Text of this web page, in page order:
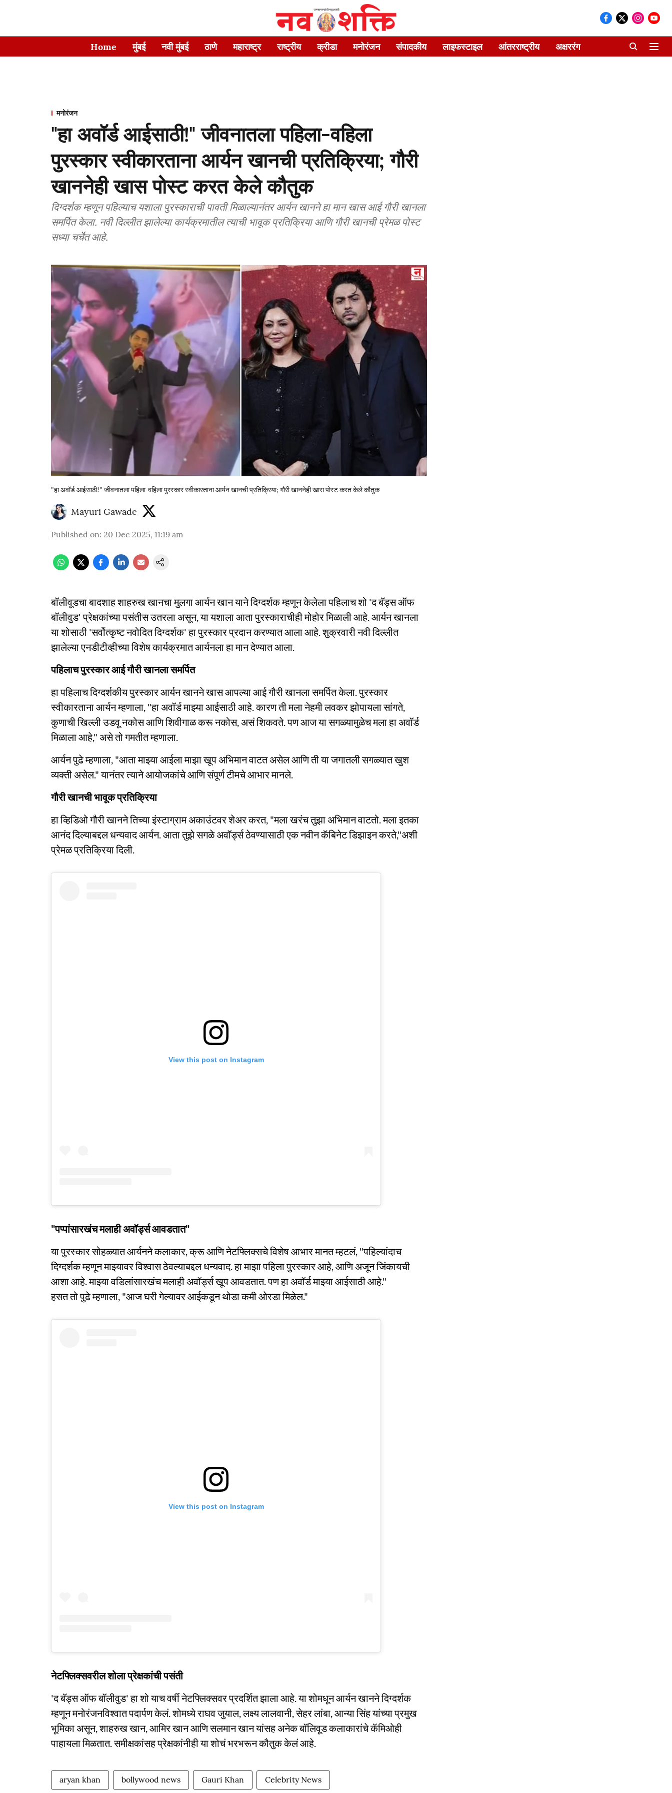
Home मुंबई नवी मुंबई ठाणे महाराष्ट्र राष्ट्रीय क्रीडा मनोरंजन संपादकीय लाइफस्टाइल आंतरराष्ट्रीय अक्षररंग
मनोरंजन
"हा अवॉर्ड आईसाठी!" जीवनातला पहिला-वहिला
पुरस्कार स्वीकारताना आर्यन खानची प्रतिक्रिया; गौरी
खाननेही खास पोस्ट करत केले कौतुक
दिग्दर्शक म्हणून पहिल्याच यशाला पुरस्काराची पावती मिळाल्यानंतर आर्यन खानने हा मान खास आई गौरी खानला
समर्पित केला. नवी दिल्लीत झालेल्या कार्यक्रमातील त्याची भावूक प्रतिक्रिया आणि गौरी खानची प्रेमळ पोस्ट
सध्या चर्चेत आहे.
"हा अवॉर्ड आईसाठी!" जीवनातला पहिला-वहिला पुरस्कार स्वीकारताना आर्यन खानची प्रतिक्रिया; गौरी खाननेही खास पोस्ट करत केले कौतुक
Mayuri Gawade
Published on: 20 Dec 2025, 11:19 am
बॉलीवूडचा बादशाह शाहरुख खानचा मुलगा आर्यन खान याने दिग्दर्शक म्हणून केलेला पहिलाच शो 'द बॅड्स ऑफ
बॉलीवुड' प्रेक्षकांच्या पसंतीस उतरला असून, या यशाला आता पुरस्काराचीही मोहोर मिळाली आहे. आर्यन खानला
या शोसाठी 'सर्वोत्कृष्ट नवोदित दिग्दर्शक' हा पुरस्कार प्रदान करण्यात आला आहे. शुक्रवारी नवी दिल्लीत
झालेल्या एनडीटीव्हीच्या विशेष कार्यक्रमात आर्यनला हा मान देण्यात आला.
पहिलाच पुरस्कार आई गौरी खानला समर्पित
हा पहिलाच दिग्दर्शकीय पुरस्कार आर्यन खानने खास आपल्या आई गौरी खानला समर्पित केला. पुरस्कार
स्वीकारताना आर्यन म्हणाला, "हा अवॉर्ड माझ्या आईसाठी आहे. कारण ती मला नेहमी लवकर झोपायला सांगते,
कुणाची खिल्ली उडवू नकोस आणि शिवीगाळ करू नकोस, असं शिकवते. पण आज या सगळ्यामुळेच मला हा अवॉर्ड
मिळाला आहे," असे तो गमतीत म्हणाला.
आर्यन पुढे म्हणाला, "आता माझ्या आईला माझा खूप अभिमान वाटत असेल आणि ती या जगातली सगळ्यात खुश
व्यक्ती असेल." यानंतर त्याने आयोजकांचे आणि संपूर्ण टीमचे आभार मानले.
गौरी खानची भावूक प्रतिक्रिया
हा व्हिडिओ गौरी खानने तिच्या इंस्टाग्राम अकाउंटवर शेअर करत, "मला खरंच तुझा अभिमान वाटतो. मला इतका
आनंद दिल्याबद्दल धन्यवाद आर्यन. आता तुझे सगळे अवॉर्ड्स ठेवण्यासाठी एक नवीन कॅबिनेट डिझाइन करते,"अशी
प्रेमळ प्रतिक्रिया दिली.
View this post on Instagram
"पप्पांसारखंच मलाही अवॉर्ड्स आवडतात"
या पुरस्कार सोहळ्यात आर्यनने कलाकार, क्रू आणि नेटफ्लिक्सचे विशेष आभार मानत म्हटलं, "पहिल्यांदाच
दिग्दर्शक म्हणून माझ्यावर विश्वास ठेवल्याबद्दल धन्यवाद. हा माझा पहिला पुरस्कार आहे, आणि अजून जिंकायची
आशा आहे. माझ्या वडिलांसारखंच मलाही अवॉर्ड्स खूप आवडतात. पण हा अवॉर्ड माझ्या आईसाठी आहे."
हसत तो पुढे म्हणाला, "आज घरी गेल्यावर आईकडून थोडा कमी ओरडा मिळेल."
View this post on Instagram
नेटफ्लिक्सवरील शोला प्रेक्षकांची पसंती
'द बॅड्स ऑफ बॉलीवुड' हा शो याच वर्षी नेटफ्लिक्सवर प्रदर्शित झाला आहे. या शोमधून आर्यन खानने दिग्दर्शक
म्हणून मनोरंजनविश्वात पदार्पण केलं. शोमध्ये राघव जुयाल, लक्ष्य लालवानी, सेहर लांबा, आन्या सिंह यांच्या प्रमुख
भूमिका असून, शाहरुख खान, आमिर खान आणि सलमान खान यांसह अनेक बॉलिवूड कलाकारांचे कॅमिओही
पाहायला मिळतात. समीक्षकांसह प्रेक्षकांनीही या शोचं भरभरून कौतुक केलं आहे.
aryan khan bollywood news Gauri Khan Celebrity News